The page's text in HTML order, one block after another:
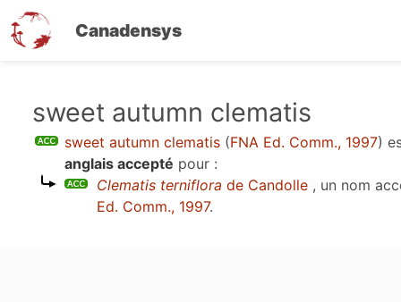
Canadensys
contenu
sweet autumn clematis
sweet autumn clematis (FNA Ed. Comm., 1997)
anglais accepté pour :
Clematis terniflora de Candolle , un nom
Ed. Comm., 1997.